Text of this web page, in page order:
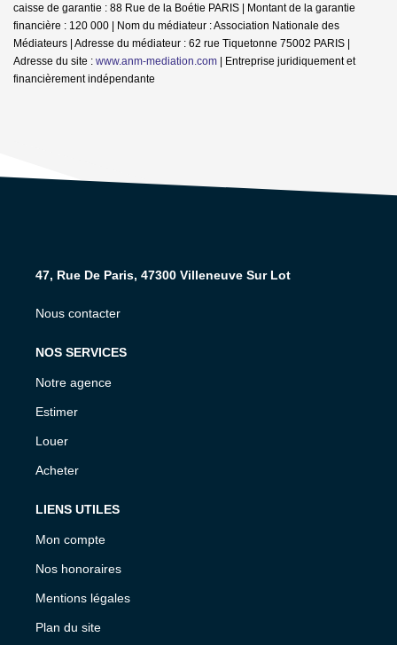
caisse de garantie : 88 Rue de la Boétie PARIS | Montant de la garantie
financière : 120 000 | Nom du médiateur : Association Nationale des
Médiateurs | Adresse du médiateur : 62 rue Tiquetonne 75002 PARIS |
Adresse du site : www.anm-mediation.com
Entreprise juridiquement et
financièrement indépendante
47, Rue De Paris, 47300 Villeneuve Sur Lot
Nous contacter
NOS SERVICES
Notre agence
Estimer
Louer
Acheter
LIENS UTILES
Mon compte
Nos honoraires
Mentions légales
Plan du site